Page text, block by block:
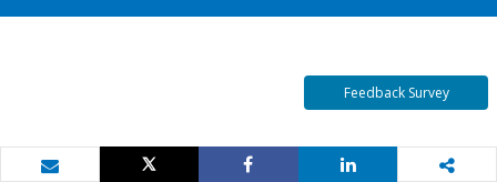
Feedback Survey